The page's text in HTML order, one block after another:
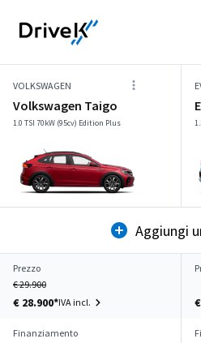
VOLKSWAGEN
Volkswagen Taigo
1.0 TSI 70kW (95cv) Edition Plus
Aggiungi
Prezzo
€ 29.900
€ 28.900*IVA incl.
Finanziamento